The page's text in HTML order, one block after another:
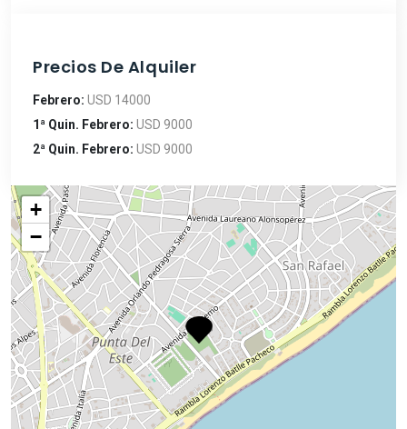
Precios De Alquiler
Febrero: USD 14000
1ª Quin. Febrero: USD 9000
2ª Quin. Febrero: USD 9000
+
−